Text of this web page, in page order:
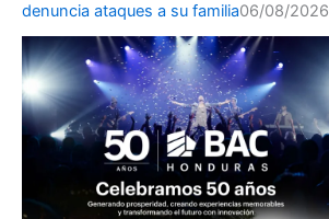
denuncia ataques a su familia06/08/2026